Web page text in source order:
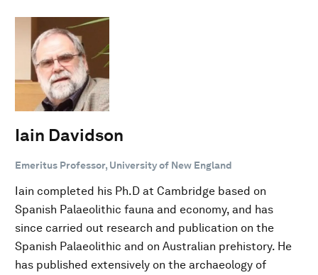
Iain Davidson
Emeritus Professor, University of New England
Iain completed his Ph.D at Cambridge based on
Spanish Palaeolithic fauna and economy, and has
since carried out research and publication on the
Spanish Palaeolithic and on Australian prehistory. He
has published extensively on the archaeology of